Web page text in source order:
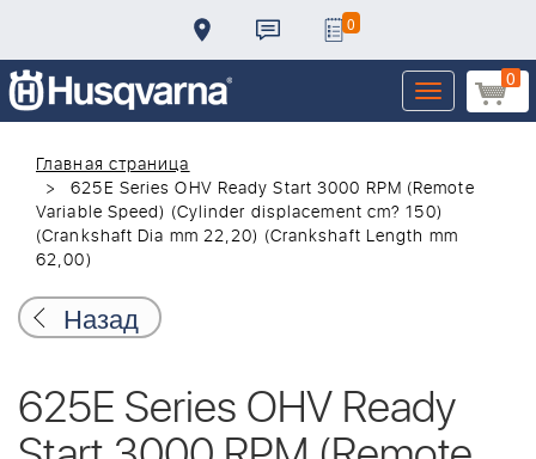
0
0
Toggle
navigation
Главная страница
625E Series OHV Ready Start 3000 RPM (Remote
Variable Speed) (Cylinder displacement cm? 150)
(Crankshaft Dia mm 22,20) (Crankshaft Length mm
62,00)
Назад
625E Series OHV Ready